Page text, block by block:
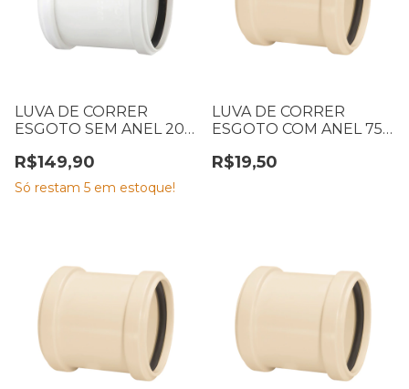
LUVA DE CORRER
ESGOTO SEM ANEL 200
R$149,90
Só restam 5 em estoque!
LUVA DE CORRER
ESGOTO COM ANEL 75
R$19,50